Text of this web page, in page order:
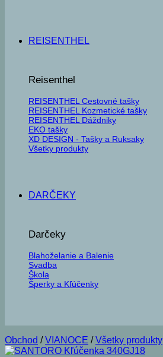
REISENTHEL
Reisenthel
REISENTHEL Cestovné tašky
REISENTHEL Kozmetické tašky
REISENTHEL Dáždniky
EKO tašky
XD DESIGN - Tašky a Ruksaky
Všetky produkty
DARČEKY
Darčeky
Blahoželanie a Balenie
Svadba
Škola
Šperky a Kľúčenky
Obchod / VIANOCE / Všetky produkty